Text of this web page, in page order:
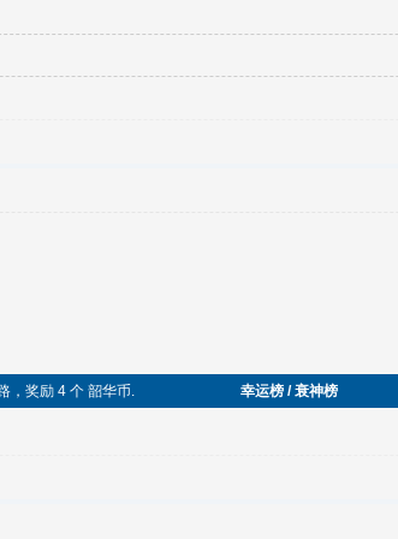
，奖励 4 个 韶华币. 幸运榜 / 衰神榜